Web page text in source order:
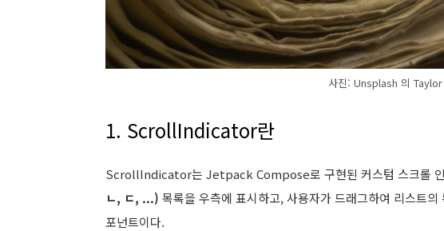
사진: Unsplash 의
1. ScrollIndicator란
ScrollIndicator는 Jetpack Compose로 구현된 커스텀 스크롤 인
ㄴ, ㄷ, ...) 목록을 우측에 표시하고, 사용자가 드래그하여 리스트
포넌트이다.